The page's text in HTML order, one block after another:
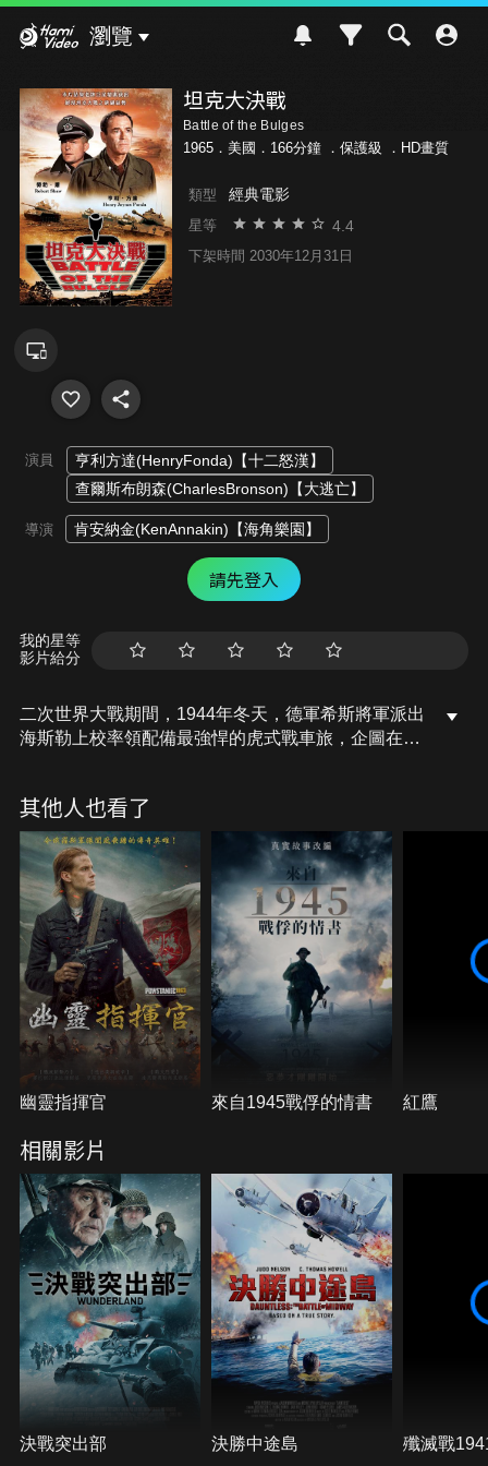
瀏覽
坦克大決戰
Battle of the Bulges
1965．美國．166分鐘 ． 保護級 ．HD畫質
類型 經典電影
星等 4.4
下架時間 2030年12月31日
演員
亨利方達(HenryFonda)【十二怒漢】
查爾斯布朗森(CharlesBronson)【大逃亡】
導演 肯安納金(KenAnnakin)【海角樂園】
請先登入
我的星等
影片給分
二次世界大戰期間，1944年冬天，德軍希斯將軍派出
海斯勒上校率領配備最強悍的虎式戰車旅，企圖在聖
攻」但是沒人相信，結果德軍全力突襲造成美軍傷亡
慘重，且德軍還派人滲入美軍，破壞作戰計畫，一舉
奪下安不列顛。最後美軍為了讓德軍坦克缺乏油料而
設下陷阱，卻也讓同袍弟兄壯烈犧牲...
其他人也看了
幽靈指揮官 來自1945戰俘的情書 紅鷹
相關影片
決戰突出部 決勝中途島 殲滅戰